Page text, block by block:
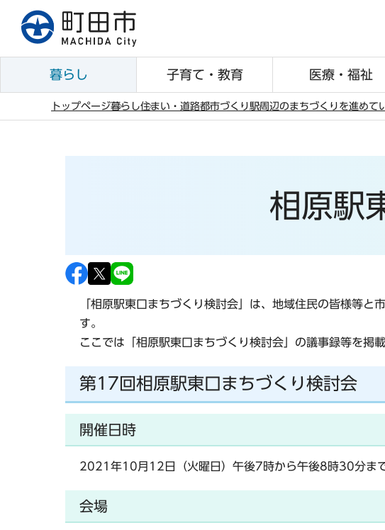
先
暮らし 子育て・教育 医療・福祉
トップページ暮らし住まい・道路都市づくり駅周辺のまちづくりを進めて
相原駅
「相原駅東口まちづくり検討会」は、地域住民の皆様等
す。
ここでは「相原駅東口まちづくり検討会」の議事録等を掲載
第17回相原駅東口まちづくり検討会
開催日時
2021年10月12日（火曜日）午後7時から午後8時30分ま
会場